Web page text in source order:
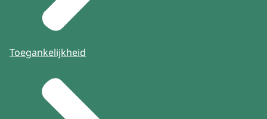
Toegankelijkheid